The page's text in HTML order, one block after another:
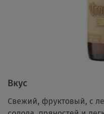
Вкус
Свежий, фруктовый, с